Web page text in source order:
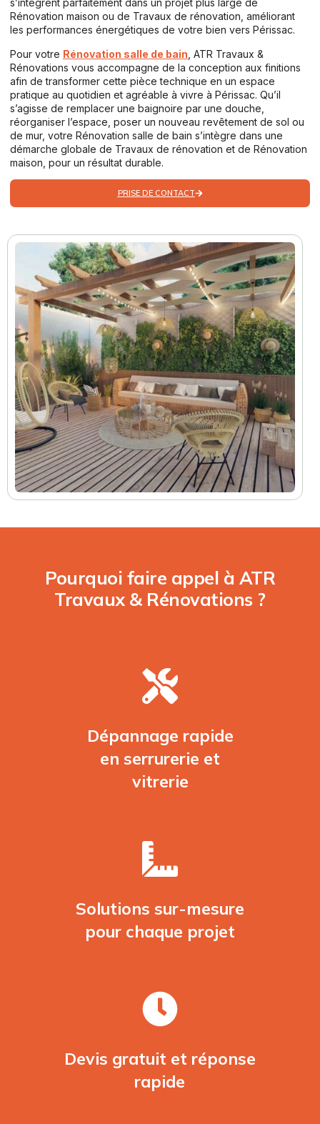
s’intègrent parfaitement dans un projet plus large de
Rénovation maison ou de Travaux de rénovation, améliorant
les performances énergétiques de votre bien vers Périssac.
Pour votre Rénovation salle de bain , ATR Travaux &
Rénovations vous accompagne de la conception aux finitions
afin de transformer cette pièce technique en un espace
pratique au quotidien et agréable à vivre à Périssac. Qu’il
s’agisse de remplacer une baignoire par une douche,
réorganiser l’espace, poser un nouveau revêtement de sol ou
de mur, votre Rénovation salle de bain s’intègre dans une
démarche globale de Travaux de rénovation et de Rénovation
maison, pour un résultat durable.
PRISE DE CONTACT
Pourquoi faire appel à ATR
Travaux & Rénovations ?
Dépannage rapide
en serrurerie et
vitrerie
Solutions sur-mesure
pour chaque projet
Devis gratuit et réponse
rapide